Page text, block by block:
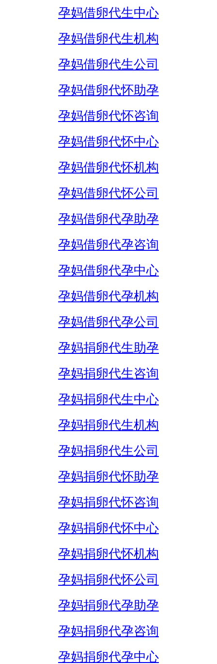
孕妈借卵代生中心
孕妈借卵代生机构
孕妈借卵代生公司
孕妈借卵代怀助孕
孕妈借卵代怀咨询
孕妈借卵代怀中心
孕妈借卵代怀机构
孕妈借卵代怀公司
孕妈借卵代孕助孕
孕妈借卵代孕咨询
孕妈借卵代孕中心
孕妈借卵代孕机构
孕妈借卵代孕公司
孕妈捐卵代生助孕
孕妈捐卵代生咨询
孕妈捐卵代生中心
孕妈捐卵代生机构
孕妈捐卵代生公司
孕妈捐卵代怀助孕
孕妈捐卵代怀咨询
孕妈捐卵代怀中心
孕妈捐卵代怀机构
孕妈捐卵代怀公司
孕妈捐卵代孕助孕
孕妈捐卵代孕咨询
孕妈捐卵代孕中心